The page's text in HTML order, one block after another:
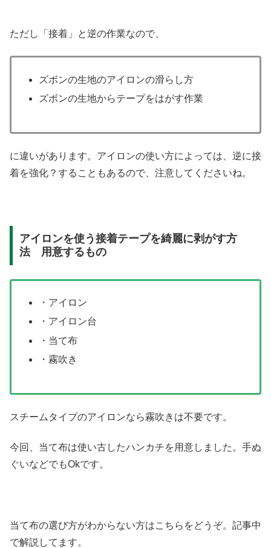
ただし「接着」と逆の作業なので、
ズボンの生地のアイロンの滑らし方
ズボンの生地からテープをはがす作業
に違いがあります。アイロンの使い方によっては、逆に接
着を強化？することもあるので、注意してくださいね。
アイロンを使う接着テープを綺麗に剥がす方
法 用意するもの
・アイロン
・アイロン台
・当て布
・霧吹き
スチームタイプのアイロンなら霧吹きは不要です。
今回、当て布は使い古したハンカチを用意しました。手ぬ
ぐいなどでもOkです。
当て布の選び方がわからない方はこちらをどうぞ。記事中
で解説してます。